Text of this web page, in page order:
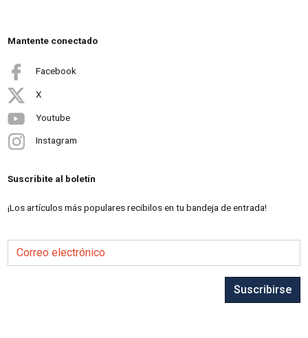
Mantente conectado
Facebook
X
Youtube
Instagram
Suscribite al boletín
¡Los artículos más populares recibilos en tu bandeja de entrada!
Correo electrónico
Suscribirse